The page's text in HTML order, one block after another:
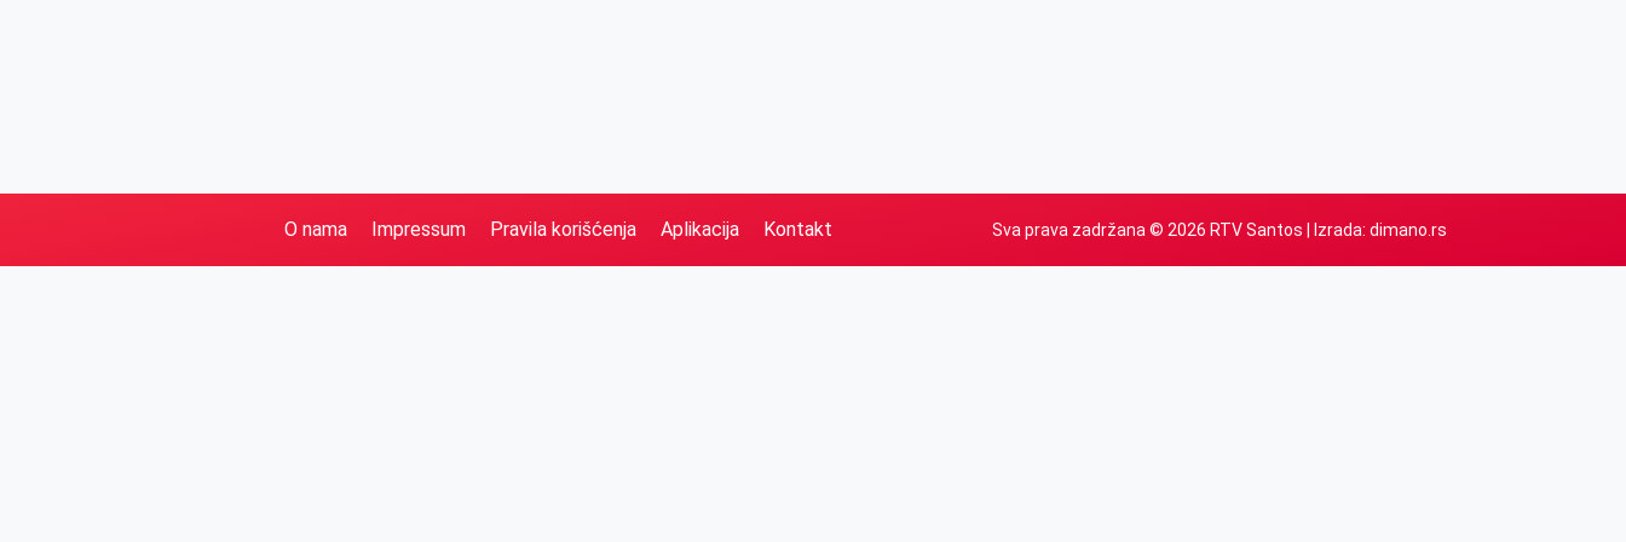
O nama Impressum Pravila korišćenja Aplikacija Kontakt Sva prava zadržana © 2026 RTV Santos | Izrada: dimano.rs